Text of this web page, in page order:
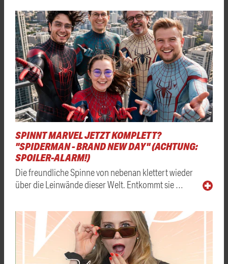
SPINNT MARVEL JETZT KOMPLETT?
"SPIDERMAN - BRAND NEW DAY" (ACHTUNG:
SPOILER-ALARM!)
Die freundliche Spinne von nebenan klettert wieder
über die Leinwände dieser Welt. Entkommt sie …